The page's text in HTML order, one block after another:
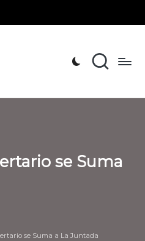
se Suma
se Suma a La Juntada